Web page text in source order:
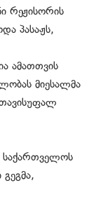
რეჟისორის
პასაჟს,
ამათთვის
მიესალმა
საქართველოს